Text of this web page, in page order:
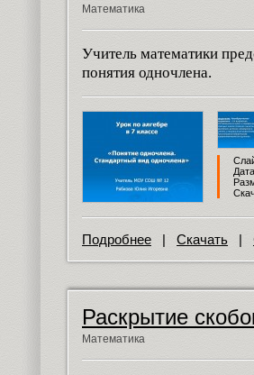
Математика
Учитель математики
понятия одночлена.
Подробнее | Скачать |
Раскрытие
Математика